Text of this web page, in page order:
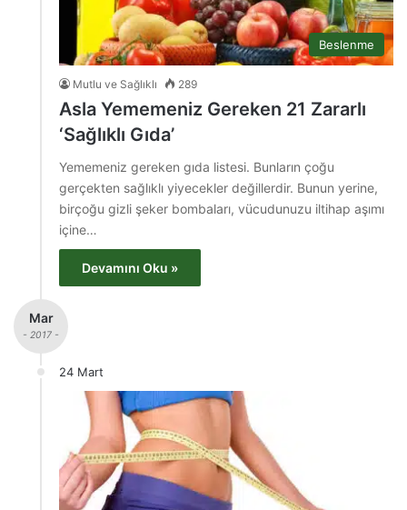
Beslenme
Mutlu ve Sağlıklı 289
Asla Yememeniz Gereken 21 Zararlı
‘Sağlıklı Gıda’
Yememeniz gereken gıda listesi. Bunların çoğu
gerçekten sağlıklı yiyecekler değillerdir. Bunun yerine,
birçoğu gizli şeker bombaları, vücudunuzu iltihap aşımı
içine…
Devamını Oku »
Mar
- 2017 -
24 Mart